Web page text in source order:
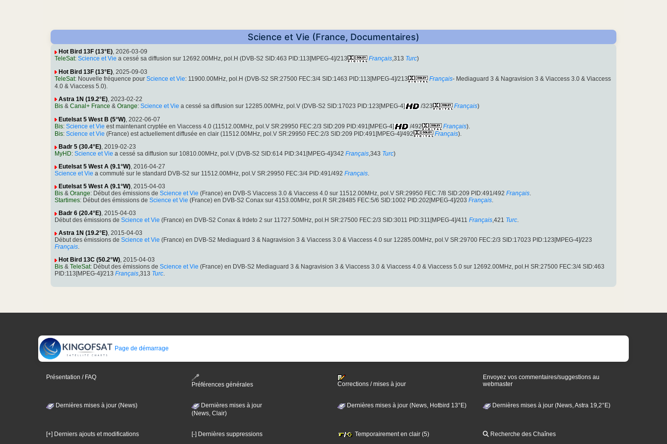
Science et Vie (France, Documentaires)
Hot Bird 13F (13°E), 2026-03-09
TeleSat: Science et Vie a cessé sa diffusion sur 12692.00MHz, pol.H (DVB-S2 SID:463 PID:113[MPEG-4]/213 Français,313 Turc)
Hot Bird 13F (13°E), 2025-09-03
TeleSat: Nouvelle fréquence pour Science et Vie: 11900.00MHz, pol.H (DVB-S2 SR:27500 FEC:3/4 SID:1463 PID:113[MPEG-4]/213 Français- Mediaguard 3 & Nagravision 3 & Viaccess 3.0 & Viaccess
4.0 & Viaccess 5.0).
Astra 1N (19.2°E), 2023-02-22
Bis & Canal+ France & Orange: Science et Vie a cessé sa diffusion sur 12285.00MHz, pol.V (DVB-S2 SID:17023 PID:123[MPEG-4] /323 Français)
Eutelsat 5 West B (5°W) , 2022-06-07
Bis: Science et Vie est maintenant cryptée en Viaccess 4.0 (11512.00MHz, pol.V SR:29950 FEC:2/3 SID:209 PID:491[MPEG-4] /492 Français).
Bis: Science et Vie (France) est actuellement diffusée en clair (11512.00MHz, pol.V SR:29950 FEC:2/3 SID:209 PID:491[MPEG-4]/492 Français).
Badr 5 (30.4°E), 2019-02-23
MyHD: Science et Vie a cessé sa diffusion sur 10810.00MHz, pol.V (DVB-S2 SID:614 PID:341[MPEG-4]/342 Français,343 Turc)
Eutelsat 5 West A (9.1°W), 2016-04-27
Science et Vie a commuté sur le standard DVB-S2 sur 11512.00MHz, pol.V SR:29950 FEC:3/4 PID:491/492 Français.
Eutelsat 5 West A (9.1°W), 2015-04-03
Bis & Orange: Début des émissions de Science et Vie (France) en DVB-S Viaccess 3.0 & Viaccess 4.0 sur 11512.00MHz, pol.V SR:29950 FEC:7/8 SID:209 PID:491/492 Français.
Startimes: Début des émissions de Science et Vie (France) en DVB-S2 Conax sur 4153.00MHz, pol.R SR:28485 FEC:5/6 SID:1002 PID:202[MPEG-4]/203 Français.
Badr 6 (20.4°E), 2015-04-03
Début des émissions de Science et Vie (France) en DVB-S2 Conax & Irdeto 2 sur 11727.50MHz, pol.H SR:27500 FEC:2/3 SID:3011 PID:311[MPEG-4]/411 Français,421 Turc.
Astra 1N (19.2°E), 2015-04-03
Début des émissions de Science et Vie (France) en DVB-S2 Mediaguard 3 & Nagravision 3 & Viaccess 3.0 & Viaccess 4.0 sur 12285.00MHz, pol.V SR:29700 FEC:2/3 SID:17023 PID:123[MPEG-4]/223
Français.
Hot Bird 13C (50.2°W), 2015-04-03
Bis & TeleSat: Début des émissions de Science et Vie (France) en DVB-S2 Mediaguard 3 & Nagravision 3 & Viaccess 3.0 & Viaccess 4.0 & Viaccess 5.0 sur 12692.00MHz, pol.H SR:27500 FEC:3/4 SID:463
PID:113[MPEG-4]/213 Français,313 Turc.
Page de démarrage
Présentation / FAQ
Préférences générales
Corrections / mises à jour
Envoyez vos commentaires/suggestions au
webmaster
Dernières mises à jour (News)
Dernières mises à jour
(News, Clair)
Dernières mises à jour (News, Hotbird 13°E) Dernières mises à jour (News, Astra 19,2°E)
[+] Derniers ajouts et modifications [-] Dernières suppressions Temporairement en clair (5) Recherche des Chaînes